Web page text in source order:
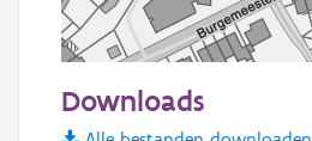
Informatie Vlaanderen
Downloads